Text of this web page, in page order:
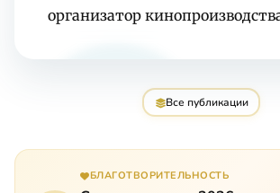
организатор
Все публикации
БЛАГОТВОРИТЕЛЬНОСТЬ